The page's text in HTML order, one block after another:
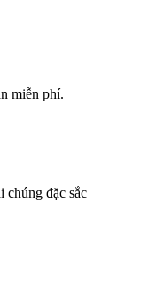
miễn phí.
chúng đặc sắc